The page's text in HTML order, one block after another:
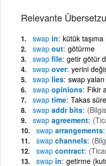
Relevante
swap in kütük taşıma
swap out götürme
swap file getir götür
swap over yerini
swap lies swap yalan
swap opinions Fikir
swap time Takas
swap addr bits
swap agreement
swap arrangements
swap channels
swap contract
swap in getirme